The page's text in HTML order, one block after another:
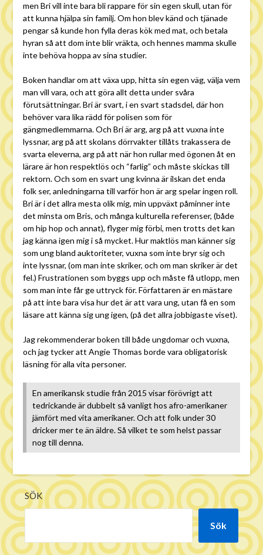
men Bri vill inte bara bli rappare för sin egen skull, utan för
att kunna hjälpa sin familj. Om hon blev känd och tjänade
pengar så kunde hon fylla deras kök med mat, och betala
hyran så att dom inte blir vräkta, och hennes mamma skulle
inte behöva hoppa av sina studier.
Boken handlar om att växa upp, hitta sin egen väg, välja vem
man vill vara, och att göra allt detta under svåra
förutsättningar. Bri är svart, i en svart stadsdel, där hon
behöver vara lika rädd för polisen som för
gängmedlemmarna. Och Bri är arg, arg på att vuxna inte
lyssnar, arg på att skolans dörrvakter tillåts trakassera de
svarta eleverna, arg på att när hon rullar med ögonen åt en
lärare är hon respektlös och “farlig” och måste skickas till
rektorn. Och som en svart ung kvinna är ilskan det enda
folk ser, anledningarna till varför hon är arg spelar ingen roll.
Bri är i det allra mesta olik mig, min uppväxt påminner inte
det minsta om Bris, och många kulturella referenser, (både
om hip hop och annat), flyger mig förbi, men trotts det kan
jag känna igen mig i så mycket. Hur maktlös man känner sig
som ung bland auktoriteter, vuxna som inte bryr sig och
inte lyssnar, (om man inte skriker, och om man skriker är det
fel.) Frustrationen som byggs upp och måste få utlopp, men
som man inte får ge uttryck för. Författaren är en mästare
på att inte bara visa hur det är att vara ung, utan få en som
läsare att känna sig ung igen, (på det allra jobbigaste viset).
Jag rekommenderar boken till både ungdomar och vuxna,
och jag tycker att Angie Thomas borde vara obligatorisk
läsning för alla vita personer.
En amerikansk studie från 2015 visar förövrigt att
tedrickande är dubbelt så vanligt hos afro-amerikaner
jämfört med vita amerikaner. Och att folk under 30
dricker mer te än äldre. Så vilket te som helst passar
nog till denna.
SÖK
Sök